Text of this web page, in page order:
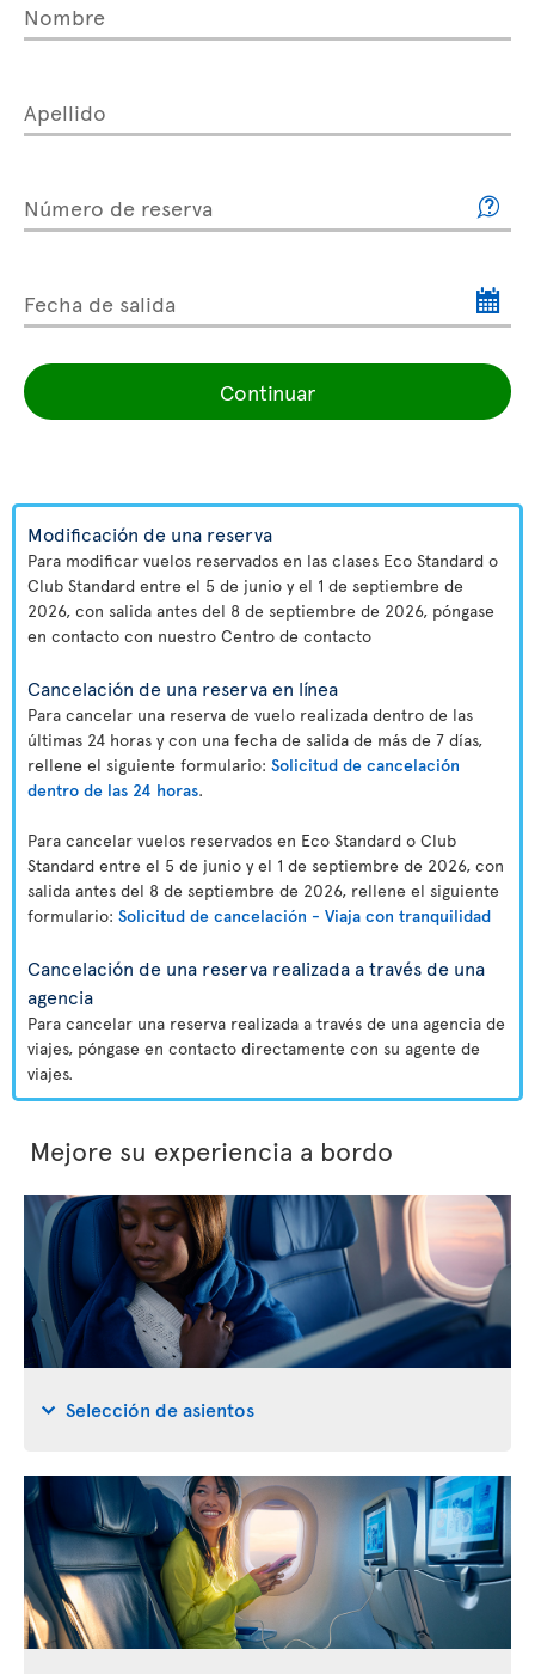
Nombre
Apellido
Número de reserva
Fecha de salida
Continuar
Modificación de una reserva
Para modificar vuelos reservados en las clases Eco Standard o
Club Standard entre el 5 de junio y el 1 de septiembre de
2026, con salida antes del 8 de septiembre de 2026, póngase
en contacto con nuestro Centro de contacto
Cancelación de una reserva en línea
Para cancelar una reserva de vuelo realizada dentro de las
últimas 24 horas y con una fecha de salida de más de 7 días,
rellene el siguiente formulario: Solicitud de cancelación
dentro de las 24 horas.
Para cancelar vuelos reservados en Eco Standard o Club
Standard entre el 5 de junio y el 1 de septiembre de 2026, con
salida antes del 8 de septiembre de 2026, rellene el siguiente
formulario: Solicitud de cancelación - Viaja con tranquilidad
Cancelación de una reserva realizada a través de una
agencia
Para cancelar una reserva realizada a través de una agencia de
viajes, póngase en contacto directamente con su agente de
viajes.
Mejore su experiencia a bordo
Selección de asientos